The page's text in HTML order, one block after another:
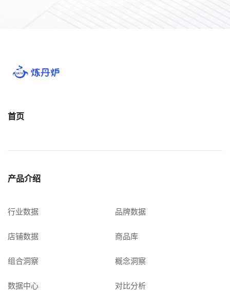
首页
产品介绍
行业数据 品牌数据
店铺数据 商品库
组合洞察 概念洞察
数据中心 对比分析